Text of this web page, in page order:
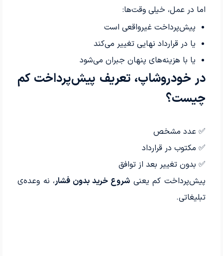
اما در عمل، خیلی وقت‌ها:
پیش‌پرداخت غیرواقعی است
یا در قرارداد نهایی تغییر می‌کند
یا با هزینه‌های پنهان جبران می‌شود
در خودروشاپ، تعریف پیش‌پرداخت کم
چیست؟
✅ عدد مشخص
✅ مکتوب در قرارداد
✅ بدون تغییر بعد از توافق
پیش‌پرداخت کم یعنیشروع خرید بدون فشار، نه وعده‌ی
تبلیغاتی.